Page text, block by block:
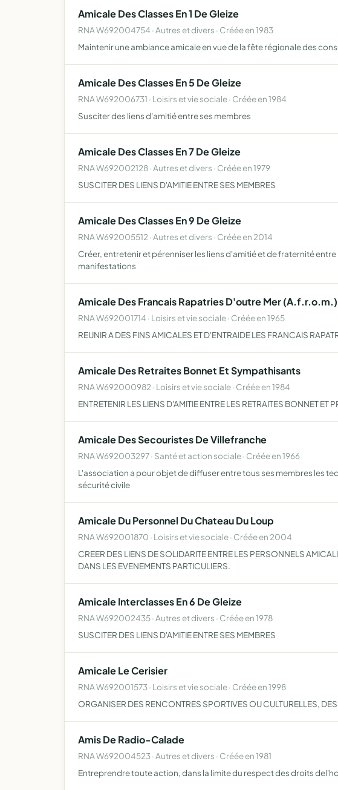
Amicale Des Classes En 1 De Gleize
RNA W692004754 · Autres et divers · Créée en 1983
Maintenir une ambiance amicale en vue de la fête régionale des
Amicale Des Classes En 5 De Gleize
RNA W692006731 · Loisirs et vie sociale · Créée en 1984
Susciter des liens d'amitié entre ses membres
Amicale Des Classes En 7 De Gleize
RNA W692002128 · Autres et divers · Créée en 1979
SUSCITER DES LIENS D'AMITIE ENTRE SES MEMBRES
Amicale Des Classes En 9 De Gleize
RNA W692005512 · Autres et divers · Créée en 2014
Créer, entretenir et pérenniser les liens d'amitié et de fraternité
manifestations
Amicale Des Francais Rapatries D'outre Mer (A.f.r.o.m.)
RNA W692001714 · Loisirs et vie sociale · Créée en 1965
REUNIR A DES FINS AMICALES ET D'ENTRAIDE LES FRANCAIS
Amicale Des Retraites Bonnet Et Sympathisants
RNA W692000982 · Loisirs et vie sociale · Créée en 1984
ENTRETENIR LES LIENS D'AMITIE ENTRE LES RETRAITES BONNET ET
Amicale Des Secouristes De Villefranche
RNA W692003297 · Santé et action sociale · Créée en 1966
L'association a pour objet de diffuser entre tous ses membres les
sécurité civile
Amicale Du Personnel Du Chateau Du Loup
RNA W692001870 · Loisirs et vie sociale · Créée en 2004
CREER DES LIENS DE SOLIDARITE ENTRE LES PERSONNELS
DANS LES EVENEMENTS PARTICULIERS.
Amicale Interclasses En 6 De Gleize
RNA W692002435 · Autres et divers · Créée en 1978
SUSCITER DES LIENS D'AMITIE ENTRE SES MEMBRES
Amicale Le Cerisier
RNA W692001573 · Loisirs et vie sociale · Créée en 1998
ORGANISER DES RENCONTRES SPORTIVES OU CULTURELLES,
Amis De Radio-Calade
RNA W692004523 · Autres et divers · Créée en 1981
Entreprendre toute action, dans la limite du respect des droits